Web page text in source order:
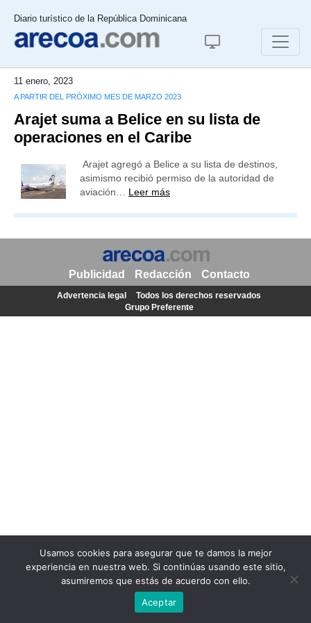
Diario turístico de la República Dominicana
11 enero, 2023
A PARTIR DEL PRÓXIMO MES DE MARZO 2023
Arajet suma a Belice en su lista de
operaciones en el Caribe
Arajet agregó a Belice a su lista de destinos,
asimismo recibió permiso de la autoridad de
aviación… Leer más
Usamos cookies para asegurar que te damos la mejor
experiencia en nuestra web. Si continúas usando este sitio,
asumiremos que estás de acuerdo con ello.
Aceptar
Publicidad Redacción Contacto
Advertencia legal
Todos los derechos reservados
Grupo Preferente